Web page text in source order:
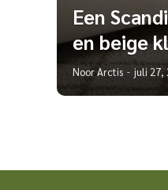
Een
en beige
Noor Arctis juli 27,